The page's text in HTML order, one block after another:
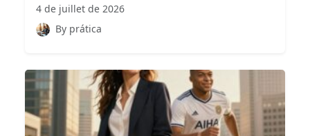
4 de juillet de 2026
By prática